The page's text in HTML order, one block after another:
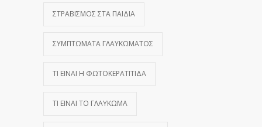
ΣΤΡΑΒΙΣΜΌΣ ΣΤΑ ΠΑΙΔΙΆ
ΣΥΜΠΤΏΜΑΤΑ ΓΛΑΥΚΏΜΑΤΟΣ
ΤΙ ΕΊΝΑΙ Η ΦΩΤΟΚΕΡΑΤΊΤΙΔΑ
ΤΙ ΕΊΝΑΙ ΤΟ ΓΛΑΎΚΩΜΑ